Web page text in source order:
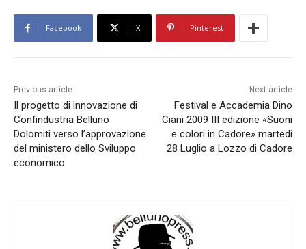
Facebook X Pinterest
Previous article
Il progetto di innovazione di
Confindustria Belluno
Dolomiti verso l’approvazione
del ministero dello Sviluppo
economico
Next article
Festival e Accademia Dino
Ciani 2009 III edizione «Suoni
e colori in Cadore» martedi
28 Luglio a Lozzo di Cadore